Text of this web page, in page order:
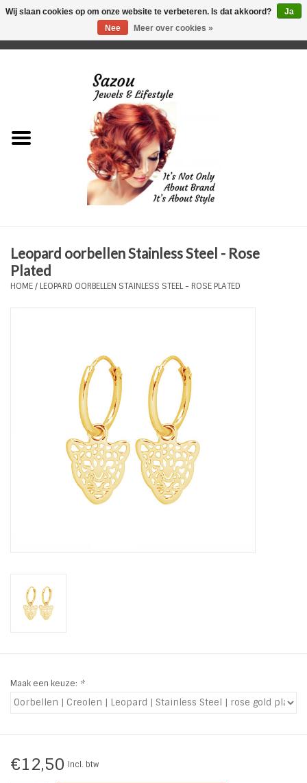
Just for Him
Plus Size Sieraden
Haaraccesoires
LIFESTYLE PRODUCTEN
SALE
Leopard oorbellen Stainless Steel - Rose
Plated
HOME/ LEOPARD OORBELLEN STAINLESS STEEL - ROSE PLATED
Maak een keuze: *
€12,50 Incl. btw
Wij slaan cookies op om onze website te verbeteren. Is dat akkoord?
Ja
Nee
Meer over cookies »